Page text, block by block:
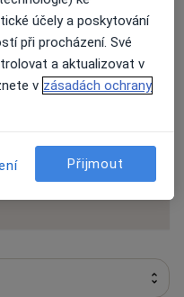
zaplatit za
recenze pacienta.
o názorech
účely a poskytování
při procházení. Své
a aktualizovat v
v zásadách ochrany
Přijmout